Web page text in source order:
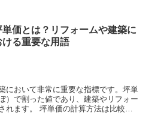
物の完成ま
るため、建築業者や建築士などの専門
式工事を行う際には、建物の用途や予
ながら、最適な設計や施工方法を選択
工事は、建物の完成度や品質に大きく
専門家との協力が重要です。
スの取り付けや交換を行う「ガラス取
、建物の窓やドア、壁面などにガラス
ガラスの割れや傷などがある場合に
ラスの種類やサイズによって、取り付
門知識と技術が求められます。 さ
う「ガラス加工工事もあります。これ
わせて、ガラスをカットしたり、曲げ
。ガラスの形状やデザインによって、
とができます。 ガラス工事
なため、プロのガラス工事業者に依頼
単価とは？リフォームや建築に
ける重要な用語
において非常に重要な指標です。坪単
）で割った値であり、建築やリフォー
計算方法は比較的